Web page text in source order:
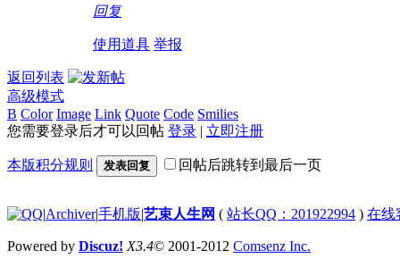
回复
使用道具 举报
返回列表
高级模式
B Color Image Link Quote Code Smilies
您需要登录后才可以回帖 登录 | 立即注册
本版积分规则 发表回复 回帖后跳转到最后一页
|Archiver|手机版|艺束人生网 ( 站长QQ：201922994 ) 在线
Powered by Discuz! X3.4© 2001-2012 Comsenz Inc.